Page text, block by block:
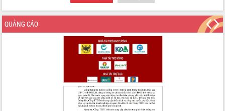
tỉnh Đắk Lắk thông qua các nghị quyết
quan trọng
Thống nhất danh sách giới thiệu ứng
cử đại biểu Quốc hội khoá XVI và đại
Phát động hai phong trào thi đua quan
Hội nghị lần thứ tư Ban Chỉ đạo công
QUẢNG CÁO